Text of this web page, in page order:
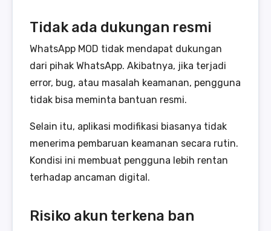
Tidak ada dukungan resmi
WhatsApp MOD tidak mendapat dukungan
dari pihak WhatsApp. Akibatnya, jika terjadi
error, bug, atau masalah keamanan, pengguna
tidak bisa meminta bantuan resmi.
Selain itu, aplikasi modifikasi biasanya tidak
menerima pembaruan keamanan secara rutin.
Kondisi ini membuat pengguna lebih rentan
terhadap ancaman digital.
Risiko akun terkena ban